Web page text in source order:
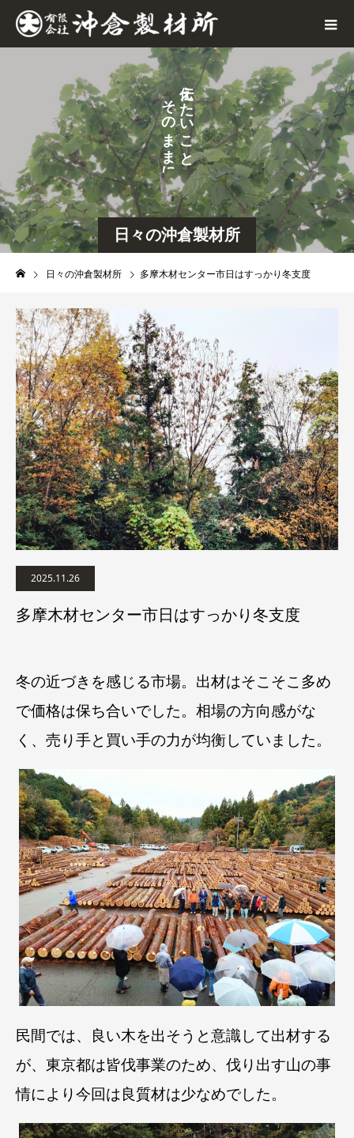
日々の沖倉製材所
え
た
い
こ
と
そ
の
ま
ま
に
。
日々の沖倉製材所 多摩木材センター市日はすっかり冬支度
2025.11.26
多摩木材センター市日はすっかり冬支度
冬の近づきを感じる市場。出材はそこそこ多め
で価格は保ち合いでした。相場の方向感がな
く、売り手と買い手の力が均衡していました。
民間では、良い木を出そうと意識して出材する
が、東京都は皆伐事業のため、伐り出す山の事
情により今回は良質材は少なめでした。